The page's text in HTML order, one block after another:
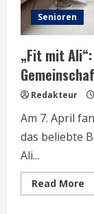
Senioren
„Fit mit
Redakteur
Am 7. April
das beliebte
Ali...
Read More